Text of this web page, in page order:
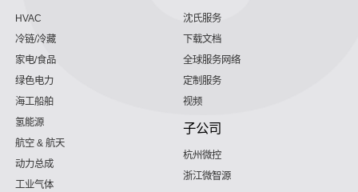
HVAC
冷链/冷藏
家电/食品
绿色电力
海工船舶
氢能源
航空 & 航天
动力总成
工业气体
沈氏服务
下载文档
全球服务网络
定制服务
视频
子公司
杭州微控
浙江微智源